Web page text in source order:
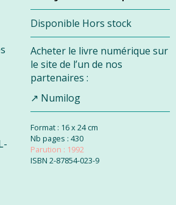
Disponibilité :
Disponible Hors stock
Acheter le livre numérique sur
le site de l’un de nos
partenaires :
Numilog
Format : 16 x 24 cm
Nb pages : 430
Parution : 1992
ISBN2-87854-023-9